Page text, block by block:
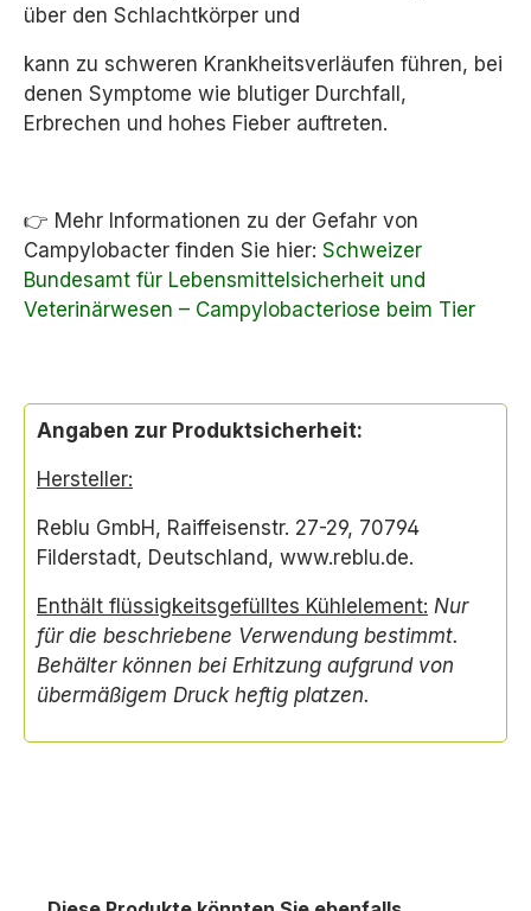
über den Schlachtkörper und
kann zu schweren Krankheitsverläufen führen, bei
denen Symptome wie blutiger Durchfall,
Erbrechen und hohes Fieber auftreten.
👉 Mehr Informationen zu der Gefahr von
Campylobacter finden Sie hier: Schweizer
Bundesamt für Lebensmittelsicherheit und
Veterinärwesen – Campylobacteriose beim Tier
Angaben zur Produktsicherheit:
Hersteller:
Reblu GmbH, Raiffeisenstr. 27-29, 70794
Filderstadt, Deutschland, www.reblu.de.
Enthält flüssigkeitsgefülltes Kühlelement: Nur
für die beschriebene Verwendung bestimmt.
Behälter können bei Erhitzung aufgrund von
übermäßigem Druck heftig platzen.